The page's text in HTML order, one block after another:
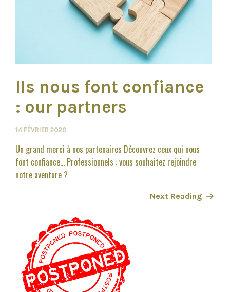
Ils nous font confiance
: our partners
14 FÉVRIER 2020
Un grand merci à nos partenaires Découvrez ceux qui nous
font confiance... Professionnels : vous souhaitez rejoindre
notre aventure ?
Next Reading